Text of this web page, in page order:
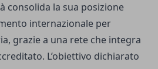
consolida la sua posizione
internazionale per
grazie a una rete che integra
L’obiettivo dichiarato